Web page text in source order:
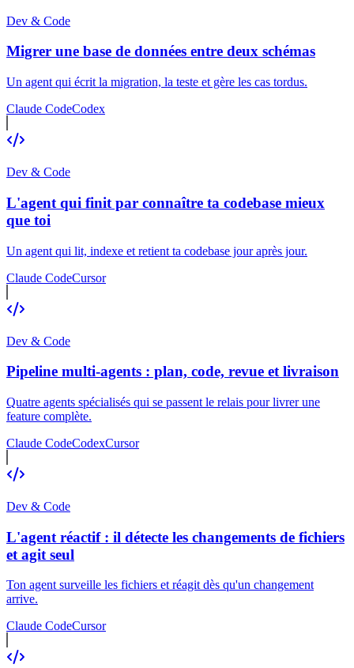
Dev & Code
Migrer une base de données entre deux schémas
Un agent qui écrit la migration, la teste et gère les cas tordus.
Claude CodeCodex
Dev & Code
L'agent qui finit par connaître ta codebase mieux
que toi
Un agent qui lit, indexe et retient ta codebase jour après jour.
Claude CodeCursor
Dev & Code
Pipeline multi-agents : plan, code, revue et livraison
Quatre agents spécialisés qui se passent le relais pour livrer une
feature complète.
Claude CodeCodexCursor
Dev & Code
L'agent réactif : il détecte les changements de fichiers
et agit seul
Ton agent surveille les fichiers et réagit dès qu'un changement
arrive.
Claude CodeCursor